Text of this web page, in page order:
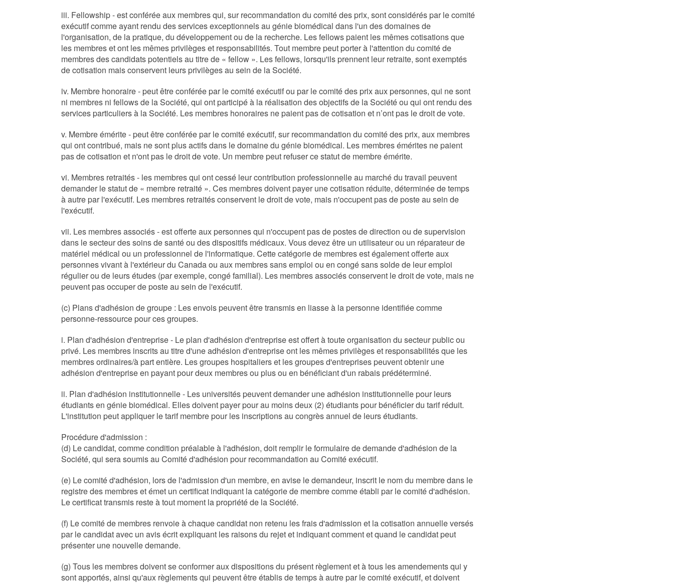
iii. Fellowship - est conférée aux membres qui, sur recommandation du comité des prix, sont considérés par le comité
exécutif comme ayant rendu des services exceptionnels au génie biomédical dans l'un des domaines de
l'organisation, de la pratique, du développement ou de la recherche. Les fellows paient les mêmes cotisations que
les membres et ont les mêmes privilèges et responsabilités. Tout membre peut porter à l'attention du comité de
membres des candidats potentiels au titre de « fellow ». Les fellows, lorsqu'ils prennent leur retraite, sont exemptés
de cotisation mais conservent leurs privilèges au sein de la Société.
iv. Membre honoraire - peut être conférée par le comité exécutif ou par le comité des prix aux personnes, qui ne sont
ni membres ni fellows de la Société, qui ont participé à la réalisation des objectifs de la Société ou qui ont rendu des
services particuliers à la Société. Les membres honoraires ne paient pas de cotisation et n’ont pas le droit de vote.
v. Membre émérite - peut être conférée par le comité exécutif, sur recommandation du comité des prix, aux membres
qui ont contribué, mais ne sont plus actifs dans le domaine du génie biomédical. Les membres émérites ne paient
pas de cotisation et n'ont pas le droit de vote. Un membre peut refuser ce statut de membre émérite.
vi. Membres retraités - les membres qui ont cessé leur contribution professionnelle au marché du travail peuvent
demander le statut de « membre retraité ». Ces membres doivent payer une cotisation réduite, déterminée de temps
à autre par l'exécutif. Les membres retraités conservent le droit de vote, mais n'occupent pas de poste au sein de
l'exécutif.
vii. Les membres associés - est offerte aux personnes qui n'occupent pas de postes de direction ou de supervision
dans le secteur des soins de santé ou des dispositifs médicaux. Vous devez être un utilisateur ou un réparateur de
matériel médical ou un professionnel de l'informatique. Cette catégorie de membres est également offerte aux
personnes vivant à l'extérieur du Canada ou aux membres sans emploi ou en congé sans solde de leur emploi
régulier ou de leurs études (par exemple, congé familial). Les membres associés conservent le droit de vote, mais ne
peuvent pas occuper de poste au sein de l'exécutif.
(c) Plans d'adhésion de groupe : Les envois peuvent être transmis en liasse à la personne identifiée comme
personne-ressource pour ces groupes.
i. Plan d'adhésion d'entreprise - Le plan d'adhésion d'entreprise est offert à toute organisation du secteur public ou
privé. Les membres inscrits au titre d'une adhésion d'entreprise ont les mêmes privilèges et responsabilités que les
membres ordinaires/à part entière. Les groupes hospitaliers et les groupes d'entreprises peuvent obtenir une
adhésion d'entreprise en payant pour deux membres ou plus ou en bénéficiant d'un rabais prédéterminé.
ii. Plan d'adhésion institutionnelle - Les universités peuvent demander une adhésion institutionnelle pour leurs
étudiants en génie biomédical. Elles doivent payer pour au moins deux (2) étudiants pour bénéficier du tarif réduit.
L'institution peut appliquer le tarif membre pour les inscriptions au congrès annuel de leurs étudiants.
Procédure d'admission :
(d) Le candidat, comme condition préalable à l'adhésion, doit remplir le formulaire de demande d'adhésion de la
Société, qui sera soumis au Comité d'adhésion pour recommandation au Comité exécutif.
(e) Le comité d'adhésion, lors de l'admission d'un membre, en avise le demandeur, inscrit le nom du membre dans le
registre des membres et émet un certificat indiquant la catégorie de membre comme établi par le comité d'adhésion.
Le certificat transmis reste à tout moment la propriété de la Société.
(f) Le comité de membres renvoie à chaque candidat non retenu les frais d'admission et la cotisation annuelle versés
par le candidat avec un avis écrit expliquant les raisons du rejet et indiquant comment et quand le candidat peut
présenter une nouvelle demande.
(g) Tous les membres doivent se conformer aux dispositions du présent règlement et à tous les amendements qui y
sont apportés, ainsi qu'aux règlements qui peuvent être établis de temps à autre par le comité exécutif, et doivent